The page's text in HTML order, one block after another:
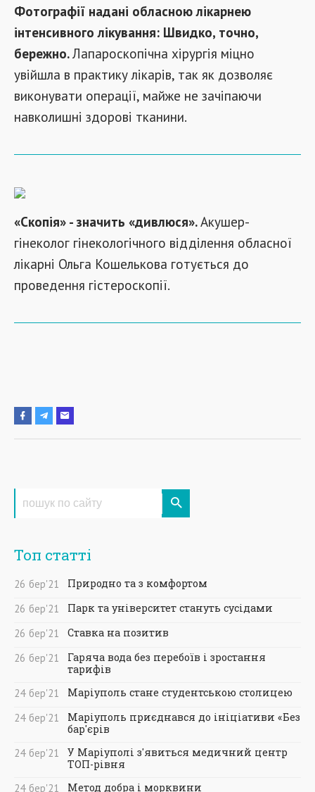
Фотографії надані обласною лікарнею
інтенсивного лікування: Швидко, точно,
бережно. Лапароскопічна хірургія міцно
увійшла в практику лікарів, так як дозволяє
виконувати операції, майже не зачіпаючи
навколишні здорові тканини.
«Скопія» - значить «дивлюся». Акушер-
гінеколог гінекологічного відділення обласної
лікарні Ольга Кошелькова готується до
проведення гістероскопії.
Топ статті
26 бер'21
Природно та з комфортом
26 бер'21
Парк та університет стануть сусідами
26 бер'21
Ставка на позитив
26 бер'21
Гаряча вода без перебоїв і зростання
тарифів
24 бер'21
Маріуполь стане студентською столицею
24 бер'21
Маріуполь приєднався до ініціативи «Без
бар'єрів
24 бер'21
У Маріуполі з'явиться медичний центр
ТОП-рівня
24 бер'21
Метод добра і морквини